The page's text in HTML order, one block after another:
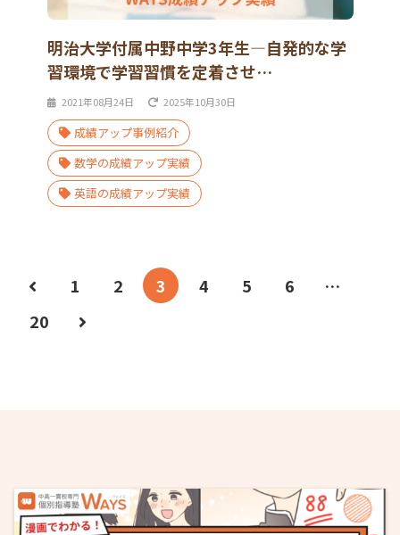
明治大学付属中野中学3年生―自発的な学
習環境で学習習慣を定着させ…
2021年08月24日 2025年10月30日
成績アップ事例紹介
数学の成績アップ実績
英語の成績アップ実績
1 2 3 4 5 6
…
20